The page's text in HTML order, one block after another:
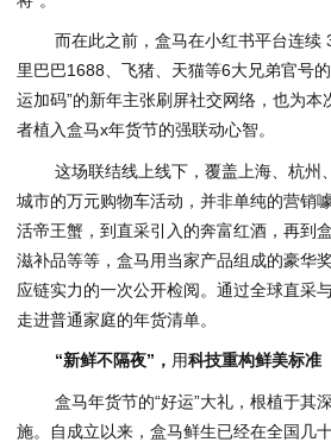
而在此之前，盒马在小红书平台连续
里巴巴1688、飞猪、天猫等6大兄弟官号
运加码”的新年主张刷屏社交网络，也为
者植入盒马x年货节的强联动心智。
这场联结线上线下，覆盖上海、杭州
城市的万元购物车活动，并非单纯的营销
活帝王蟹，到直采引入的奔富红酒，再到
滋补品等等，盒马用当家产品组成的豪华
应链实力的一次公开检阅。通过全球直采
走进普通家庭的年货清单。
“新鲜不隔夜”， 用科技重构鲜美标准
盒马年货节的“好运”大礼，根植于其
施。自成立以来，盒马鲜生已经在全国几